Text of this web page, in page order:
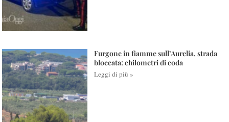
Furgone in fiamme sull’Aurelia, strada
bloccata: chilometri di coda
Leggi di più »